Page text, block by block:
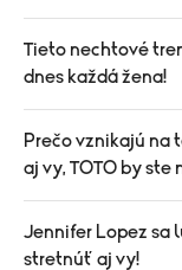
Tieto nechtové
dnes každá žena!
Prečo vznikajú na
aj vy, TOTO by
Jennifer Lopez sa
stretnúť aj vy!